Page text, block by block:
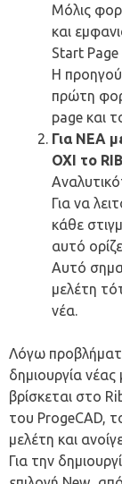
Μόλις
και
Start Page
Η
πρώτη
page και
Για ΝΕΑ
ΟΧΙ το
Για να
κάθε
αυτό
Αυτό
μελέτη
νέα.
Λόγω
δημιουργία νέας
βρίσκεται στο
του ProgeCAD,
μελέτη και
Για την